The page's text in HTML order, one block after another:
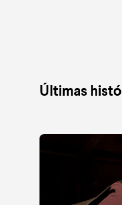
Últimas